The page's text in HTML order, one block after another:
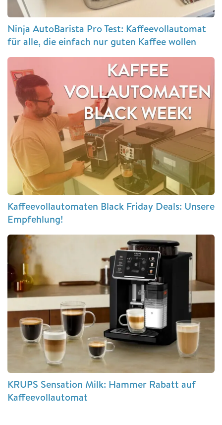
Ninja AutoBarista Pro Test: Kaffeevollautomat
für alle, die einfach nur guten Kaffee wollen
Kaffeevollautomaten Black Friday Deals: Unsere
Empfehlung!
KRUPS Sensation Milk: Hammer Rabatt auf
Kaffeevollautomat